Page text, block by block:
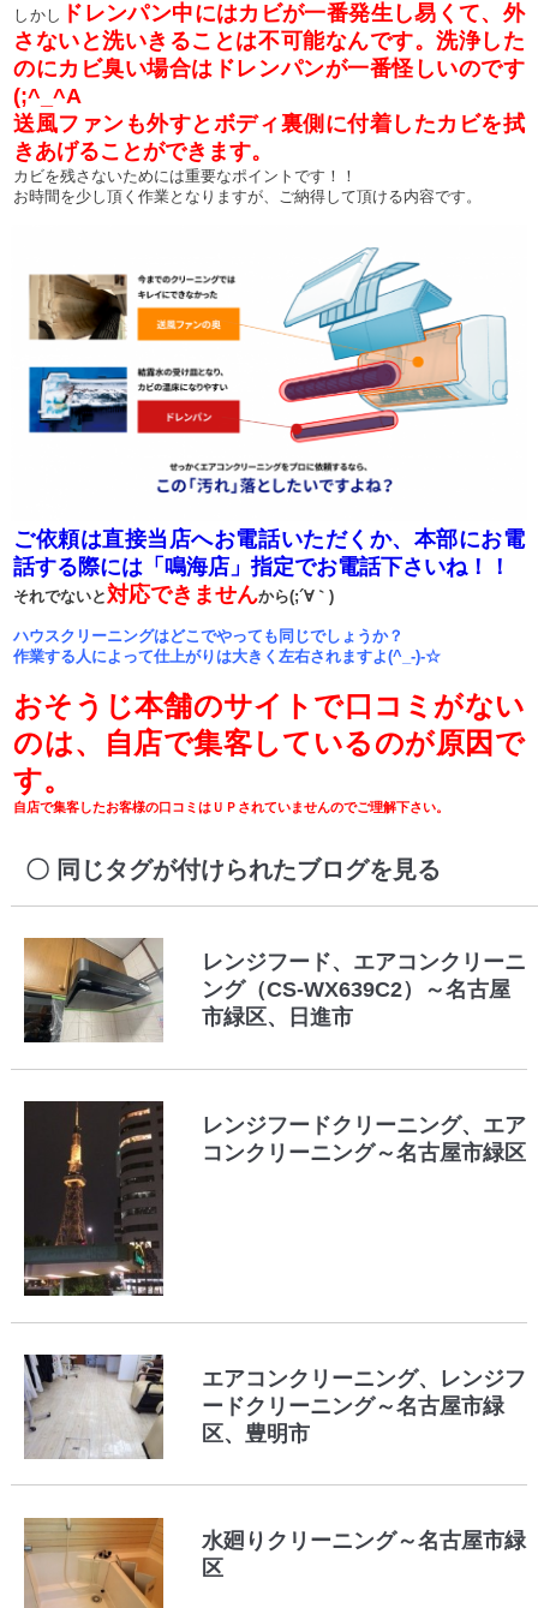
しかし
ドレンパン中にはカビが一番発生し易くて、外
さないと洗いきることは不可能なんです。洗浄した
のにカビ臭い場合はドレンパンが一番怪しいのです
(;^_^A
送風ファンも外すとボディ裏側に付着したカビを拭
きあげることができます。
カビを残さないためには重要なポイントです！！
お時間を少し頂く作業となりますが、ご納得して頂ける内容です。
ご依頼は直接当店へお電話いただくか、本部にお電
話する際には「鳴海店」指定でお電話下さいね！！
それでないと対応できませんから(;´∀｀)
ハウスクリーニングはどこでやっても同じでしょうか？
作業する人によって仕上がりは大きく左右されますよ(^_-)-☆
おそうじ本舗のサイトで口コミがない
のは、自店で集客しているのが原因で
す。
自店で集客したお客様の口コミはＵＰされていませんのでご理解下さい。
同じタグが付けられたブログを見る
レンジフード、エアコンクリーニ
ング（CS-WX639C2）～名古屋
市緑区、日進市
レンジフードクリーニング、エア
コンクリーニング～名古屋市緑区
エアコンクリーニング、レンジフ
ードクリーニング～名古屋市緑
区、豊明市
水廻りクリーニング～名古屋市緑
区